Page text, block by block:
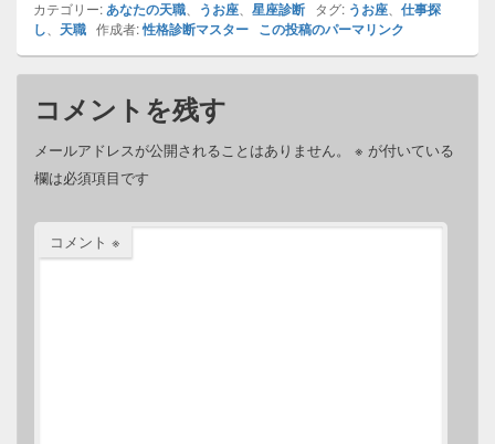
カテゴリー:あなたの天職 うお座 星座診断 タグ: うお座
仕事探
し
天職 作成者:性格診断マスター この投稿のパーマリンク
コメントを残す
メールアドレスが公開されることはありません。 ※ が付いている
欄は必須項目です
コメント ※